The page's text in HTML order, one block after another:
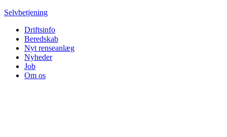
Selvbetjening
Driftsinfo
Beredskab
Nyt renseanlæg
Nyheder
Job
Om os